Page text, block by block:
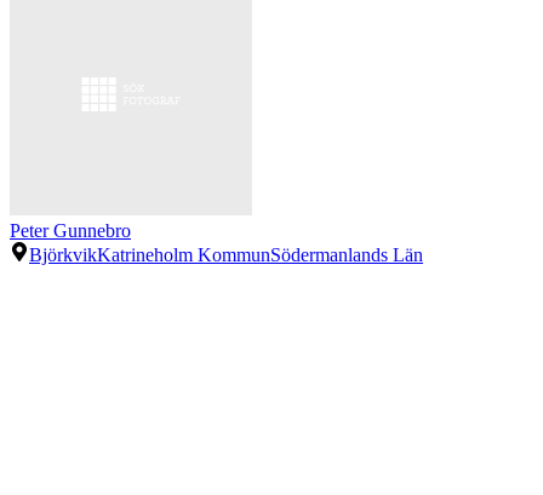
Peter Gunnebro
BjörkvikKatrineholm KommunSödermanlands Län